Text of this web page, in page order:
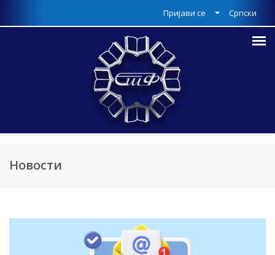
Српски
Пријави се
Новости